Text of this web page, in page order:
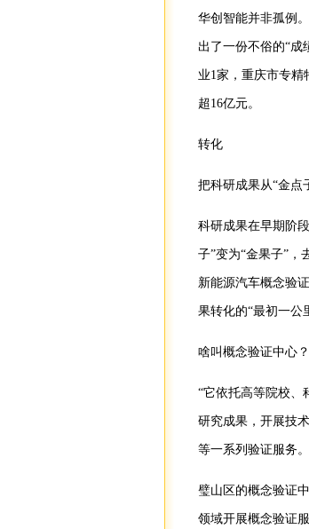
华创智能并非孤例
出了一份不俗的“成
业1家，重庆市专精
超16亿元。
转化
把科研成果从“金点
科研成果在早期阶
子”变为“金果子”
新能源汽车概念验
果转化的“最初一公
啥叫概念验证中心？
“它依托高等院校、
研究成果，开展技
等一系列验证服务
璧山区的概念验证
领域开展概念验证